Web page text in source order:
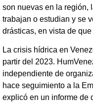
son nuevas en la región,
trabajan o estudian y se
drásticas, en vista de
La crisis hídrica en
partir del 2023.
independiente de
hace seguimiento a la
explicó en un informe de